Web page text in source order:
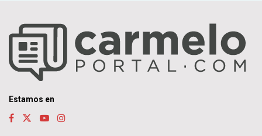
Estamos en